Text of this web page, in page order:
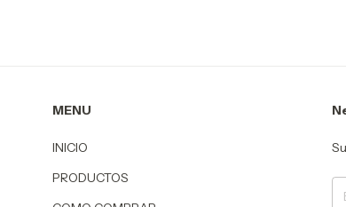
MENU
INICIO
PRODUCTOS